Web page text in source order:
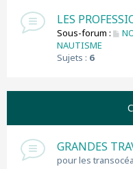
LES
Sous-forum :
NAUTISME
Sujets : 6
GRANDES
pour les